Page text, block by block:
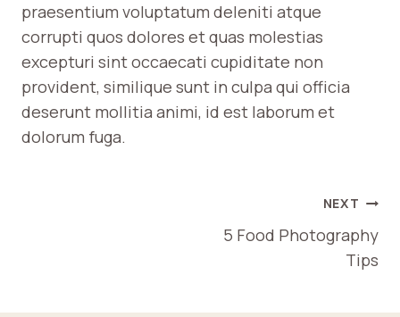
praesentium voluptatum deleniti atque
corrupti quos dolores et quas molestias
excepturi sint occaecati cupiditate non
provident, similique sunt in culpa qui officia
deserunt mollitia animi, id est laborum et
dolorum fuga.
NEXT
5 Food Photography
Tips